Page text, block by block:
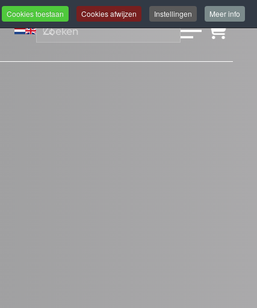
Cookies toestaan Cookies afwijzen Instellingen Meer info